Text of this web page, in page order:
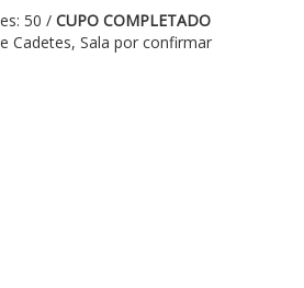
50 / CUPO COMPLETADO
Cadetes, Sala por confirmar